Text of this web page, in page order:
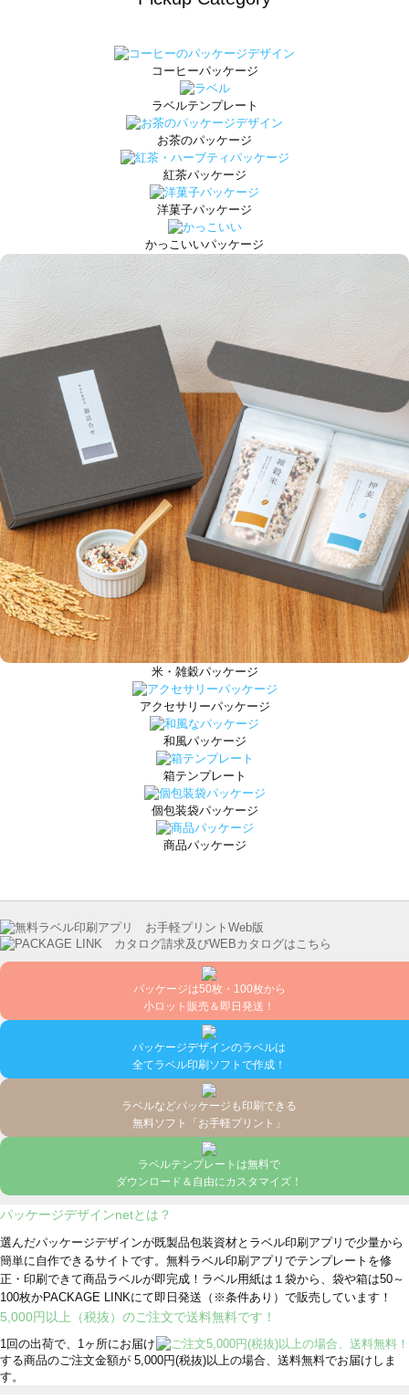
コーヒーパッケージ
ラベルテンプレート
お茶のパッケージ
紅茶パッケージ
洋菓子パッケージ
かっこいいパッケージ
米・雑穀パッケージ
アクセサリーパッケージ
和風パッケージ
箱テンプレート
個包装袋パッケージ
商品パッケージ
パッケージは50枚・100枚から
小ロット販売＆即日発送！
パッケージデザインのラベルは
全てラベル印刷ソフトで作成！
ラベルなどパッケージも印刷できる
無料ソフト「お手軽プリント」
ラベルテンプレートは無料で
ダウンロード＆自由にカスタマイズ！
パッケージデザインnetとは？
選んだパッケージデザインが既製品包装資材とラベル印刷アプリで少量から
簡単に自作できるサイトです。無料ラベル印刷アプリでテンプレートを修
正・印刷できて商品ラベルが即完成！ラベル用紙は１袋から、袋や箱は50～
100枚かPACKAGE LINKにて即日発送 （※条件あり） で販売しています！
5,000円以上（税抜）のご注文で送料無料です！
1回の出荷で、1ヶ所にお届け
する商品のご注文金額が 5,000円(税抜)以上の場合、送料無料でお届けしま
す。